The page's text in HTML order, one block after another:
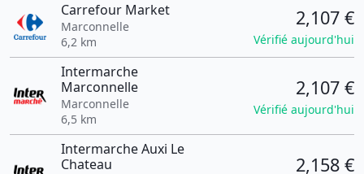
Carrefour Market
Marconnelle
6,2 km
2,107 €
Vérifié aujourd'hui
Intermarche
Marconnelle
Marconnelle
6,5 km
2,107 €
Vérifié aujourd'hui
Intermarche Auxi Le
Chateau
2,158 €